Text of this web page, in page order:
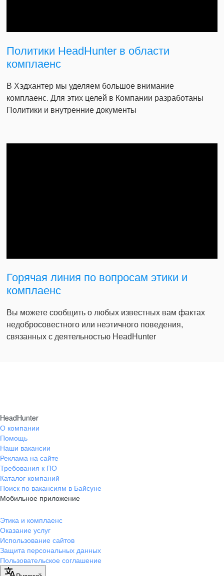
Политики HeadHunter в области
комплаенс
В Хэдхантер мы уделяем большое внимание
комплаенс. Для этих целей в Компании разработаны
Политики и внутренние документы
Горячая линия по вопросам этики и
комплаенс
Вы можете сообщить о любых известных вам фактах
недобросовестного или неэтичного поведения,
связанных с деятельностью HeadHunter
HeadHunter
О компании
Помощь
Наши вакансии
Реклама на сайте
Требования к ПО
Каталог компаний
Поиск по вакансиям в Байсуне
Мобильное приложение
Этика и комплаенс
Оказание услуг
Использование сайтов
Защита персональных данных
Пользовательское соглашение